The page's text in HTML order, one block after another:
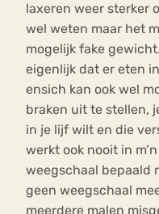
laxeren weer sterker
wel weten maar het
mogelijk fake
eigenlijk dat er eten
ensich kan ook wel
braken uit te stellen,
in je lijf wilt en die
werkt ook nooit in
weegschaal bepaald
geen weegschaal
meerdere malen